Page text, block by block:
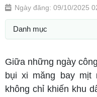
Ngày đăng: 09/10/2025
Danh mục
Giữa những ngày
bụi xi măng bay
không chỉ khiến khu